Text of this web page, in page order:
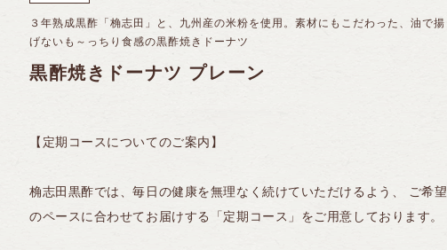
３年熟成黒酢「桷志田」と、九州産の米粉を使用。素材にもこだわった、油で揚
げないも～っちり食感の黒酢焼きドーナツ
黒酢焼きドーナツ プレーン
【定期コースについてのご案内】
桷志田黒酢では、毎日の健康を無理なく続けていただけるよう、 ご希望
のペースに合わせてお届けする「定期コース」をご用意しております。